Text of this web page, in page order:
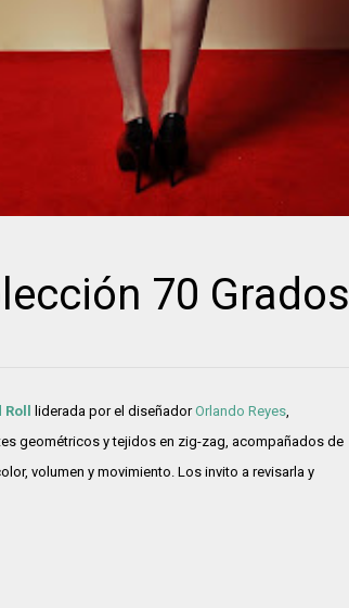
70 Grados
Roll liderada por el diseñadorOrlando Reyes
geométricos y tejidos en zig-zag, acompañados de
volumen y movimiento. Los invito a revisarla y